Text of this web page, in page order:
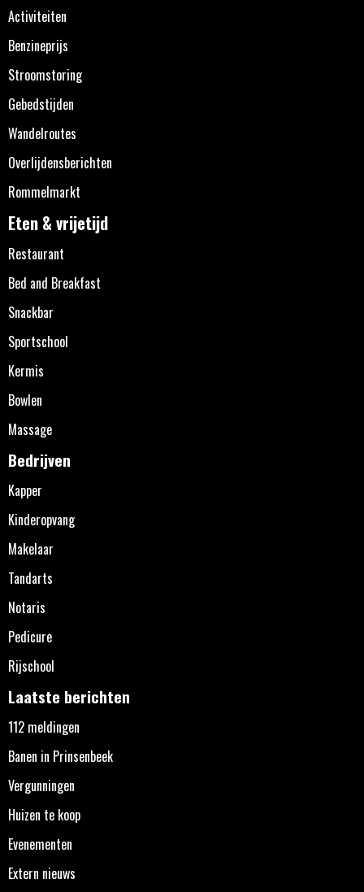
Activiteiten
Benzineprijs
Stroomstoring
Gebedstijden
Wandelroutes
Overlijdensberichten
Rommelmarkt
Eten & vrijetijd
Restaurant
Bed and Breakfast
Snackbar
Sportschool
Kermis
Bowlen
Massage
Bedrijven
Kapper
Kinderopvang
Makelaar
Tandarts
Notaris
Pedicure
Rijschool
Laatste berichten
112 meldingen
Banen in Prinsenbeek
Vergunningen
Huizen te koop
Evenementen
Extern nieuws